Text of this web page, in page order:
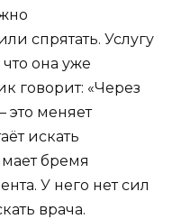
спрятать. Услугу
она уже
говорит: «Через
это меняет
искать
бремя
У него нет сил
врача.